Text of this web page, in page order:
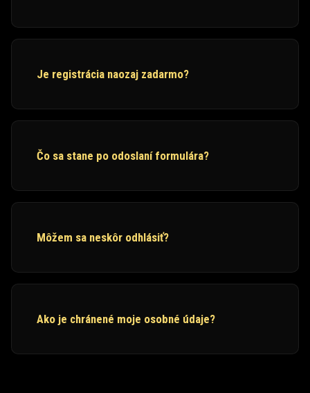
Je registrácia naozaj zadarmo?
Čo sa stane po odoslaní formulára?
Môžem sa neskôr odhlásiť?
Ako je chránené moje osobné údaje?